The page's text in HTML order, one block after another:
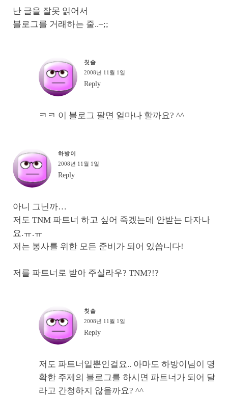
난 글을 잘못 읽어서
블로그를 거래하는 줄..–;;
칫솔
2008년 11월 1일
Reply
ㅋㅋ 이 블로그 팔면 얼마나 할까요? ^^
하방이
2008년 11월 1일
Reply
아니 그닌까…
저도 TNM 파트너 하고 싶어 죽겠는데 안받는 다자나
요.ㅠ.ㅠ
저는 봉사를 위한 모든 준비가 되어 있씁니다!
저를 파트너로 받아 주실라우? TNM?!?
칫솔
2008년 11월 1일
Reply
저도 파트너일뿐인걸요.. 아마도 하방이님이 명
확한 주제의 블로그를 하시면 파트너가 되어 달
라고 간청하지 않을까요? ^^